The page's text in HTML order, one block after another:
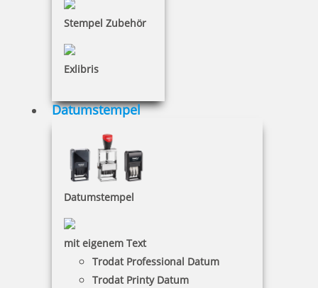
Stempel Zubehör
Exlibris
Datumstempel
Datumstempel
mit eigenem Text
Trodat Professional Datum
Trodat Printy Datum
Trodat Printy 4911 Mehrfarbiger Stempel
49,54 €
Jetzt gestalten